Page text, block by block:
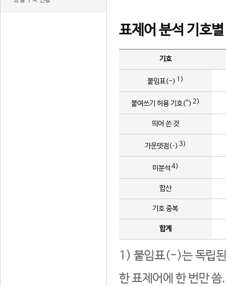
표제어 분석 기호
기호
붙임표(-) 1)
붙여쓰기 허용 기호(^) 2)
띄어 쓴 것
가운뎃점(·) 3)
미분석 4)
합산
기호 중복
합계
1) 붙임표(-)는 독립된
한 표제어에 한 번만